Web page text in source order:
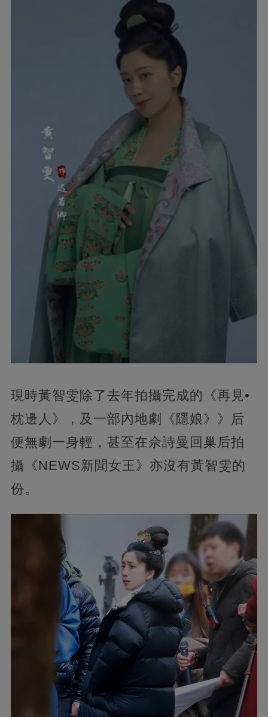
現時黃智雯除了去年拍攝完成的《再見•
枕邊人》，及一部內地劇《隱娘》》后
便無劇一身輕，甚至在佘詩曼回巢后拍
攝《NEWS新聞女王》亦沒有黃智雯的
份。